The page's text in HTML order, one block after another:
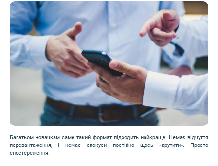
Image
Багатьом новачкам саме такий формат підходить найкраще. Немає відчуття
перевантаження, і немає спокуси постійно щось «крутити». Просто
спостереження.